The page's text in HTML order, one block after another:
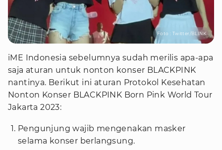
Foto : Twitter/BLINK
iME Indonesia sebelumnya sudah merilis apa-apa
saja aturan untuk nonton konser BLACKPINK
nantinya. Berikut ini aturan Protokol Kesehatan
Nonton Konser BLACKPINK Born Pink World Tour
Jakarta 2023:
Pengunjung wajib mengenakan masker
selama konser berlangsung.